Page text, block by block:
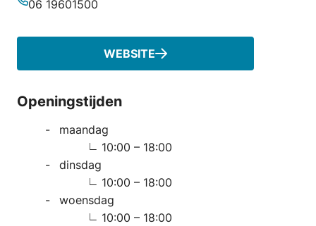
06 19601500
WEBSITE
Openingstijden
maandag
10:00 – 18:00
dinsdag
10:00 – 18:00
woensdag
10:00 – 18:00